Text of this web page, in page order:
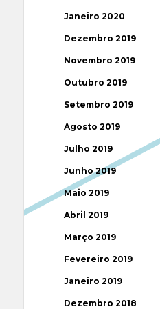
Janeiro 2020
Dezembro 2019
Novembro 2019
Outubro 2019
Setembro 2019
Agosto 2019
Julho 2019
Junho 2019
Maio 2019
Abril 2019
Março 2019
Fevereiro 2019
Janeiro 2019
Dezembro 2018